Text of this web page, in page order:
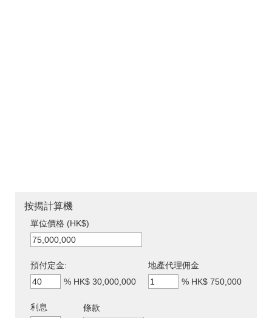
按揭計算機
單位價格 (HK$)
預付定金:
% HK$ 30,000,000
地產代理佣金
% HK$ 750,000
利息
條款